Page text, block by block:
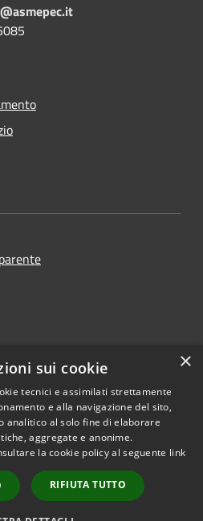
Copyright © 2026 • Comune di
Capistrano • Powered by
Municipium•
Accesso
redazione
×
sui cookie
tecnici e assimilati strettamente
e alla navigazione del sito,
analitico al solo fine di elaborare
aggregate e anonime.
la cookie policy al seguente link
RIFIUTA TUTTO